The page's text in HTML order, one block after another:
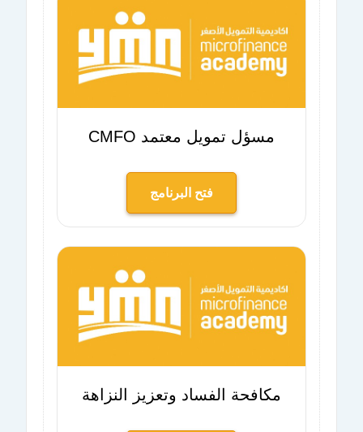
مسؤل تمويل معتمد CMFO
فتح البرنامج
مكافحة الفساد وتعزيز النزاهة